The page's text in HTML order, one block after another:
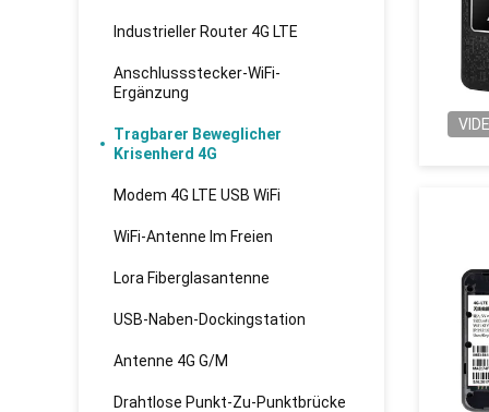
Industrieller Router 4G LTE
Anschlussstecker-WiFi-
Ergänzung
Tragbarer Beweglicher
Krisenherd 4G
Modem 4G LTE USB WiFi
WiFi-Antenne Im Freien
Lora Fiberglasantenne
USB-Naben-Dockingstation
Antenne 4G G/M
Drahtlose Punkt-Zu-Punktbrücke